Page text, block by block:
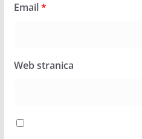
Email*
Web stranica